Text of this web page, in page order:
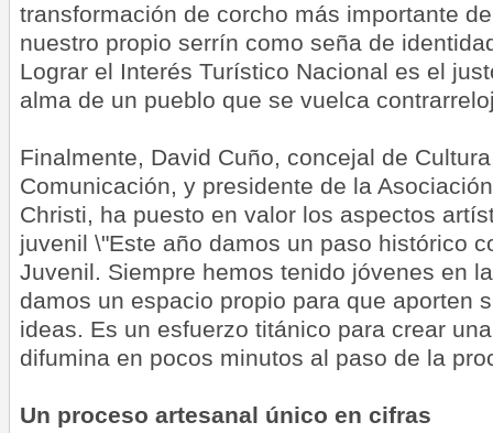
transformación de corcho más importante
nuestro propio serrín como seña de
Lograr el Interés Turístico Nacional es el
alma de un pueblo que se vuelca
Finalmente, David Cuño, concejal de
Comunicación, y presidente de la
Christi, ha puesto en valor los aspectos
juvenil \"Este año damos un paso histórico
Juvenil. Siempre hemos tenido jóvenes en
damos un espacio propio para que aporten
ideas. Es un esfuerzo titánico para crear
difumina en pocos minutos al paso de la
Un proceso artesanal único en cifras